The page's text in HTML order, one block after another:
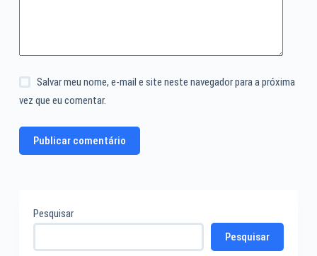
Salvar meu nome, e-mail e site neste navegador para a próxima
vez que eu comentar.
Publicar comentário
Pesquisar
Pesquisar